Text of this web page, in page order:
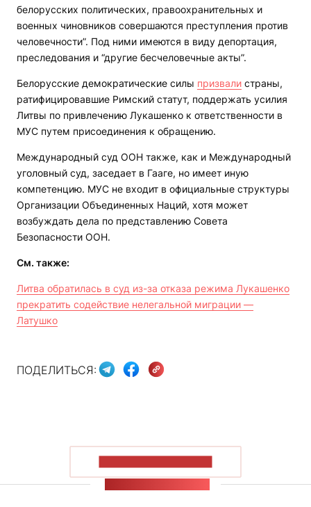
белорусских политических, правоохранительных и
военных чиновников совершаются преступления против
человечности”. Под ними имеются в виду депортация,
преследования и “другие бесчеловечные акты”.
Белорусские демократические силы призвали страны,
ратифицировавшие Римский статут, поддержать усилия
Литвы по привлечению Лукашенко к ответственности в
МУС путем присоединения к обращению.
Международный суд ООН также, как и Международный
уголовный суд, заседает в Гааге, но имеет иную
компетенцию. МУС не входит в официальные структуры
Организации Объединенных Наций, хотя может
возбуждать дела по представлению Совета
Безопасности ООН.
См. также:
Литва обратилась в суд из-за отказа режима Лукашенко
прекратить содействие нелегальной миграции —
Латушко
ПОДЕЛИТЬСЯ: